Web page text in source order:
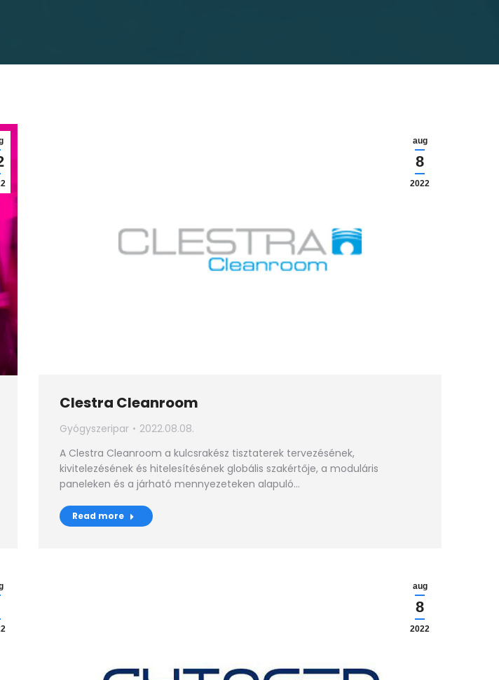
aug
8
2022
Clestra Cleanroom
Gyógyszeripar
2022.08.08.
A Clestra Cleanroom a kulcsrakész tisztaterek tervezésének,
kivitelezésének és hitelesítésének globális szakértője, a moduláris
paneleken és a járható mennyezeteken alapuló…
Read more
aug
8
2022